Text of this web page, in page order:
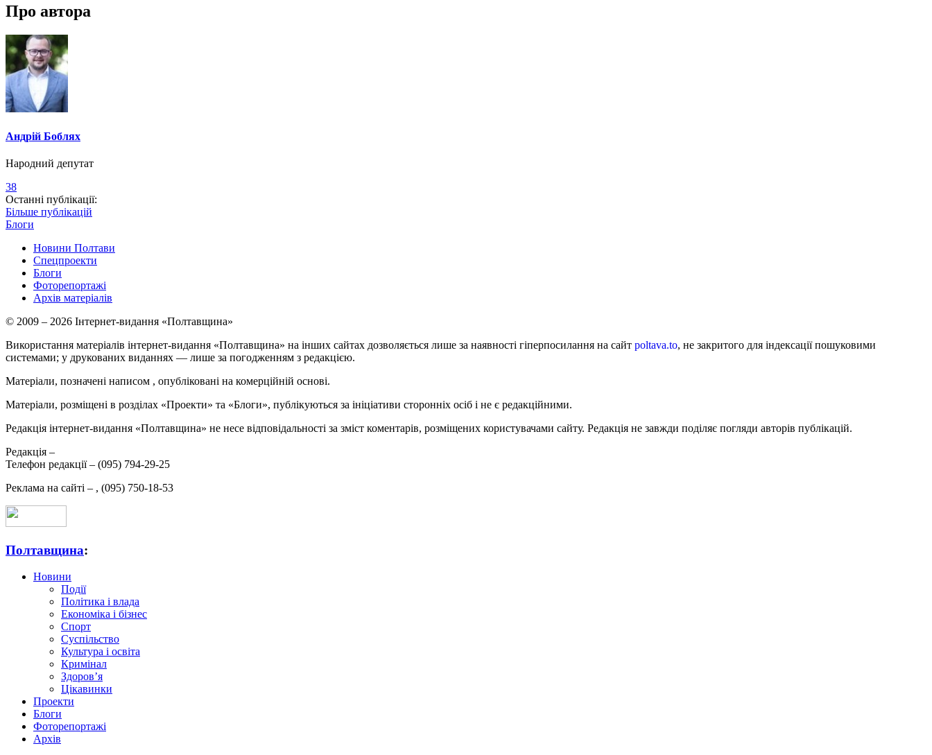
Про автора
Андрій Боблях
Народний депутат
38
Останні публікації:
Більше публікацій
Блоги
Новини Полтави
Спецпроекти
Блоги
Фоторепортажі
Архів матеріалів
© 2009 – 2026 Інтернет-видання «Полтавщина»
Використання матеріалів інтернет-видання «Полтавщина» на інших сайтах дозволяється лише за наявності гіперпосилання на сайт poltava.to, не закритого для індексації пошуковими
системами; у друкованих виданнях — лише за погодженням з редакцією.
Матеріали, позначені написом , опубліковані на комерційній основі.
Матеріали, розміщені в розділах «Проекти» та «Блоги», публікуються за ініціативи сторонніх осіб і не є редакційними.
Редакція інтернет-видання «Полтавщина» не несе відповідальності за зміст коментарів, розміщених користувачами сайту. Редакція не завжди поділяє погляди авторів публікацій.
Редакція –
Телефон редакції – (095) 794-29-25
Реклама на сайті – , (095) 750-18-53
Полтавщина:
Новини
Події
Політика і влада
Економіка і бізнес
Спорт
Суспільство
Культура і освіта
Кримінал
Здоров’я
Цікавинки
Проекти
Блоги
Фоторепортажі
Архів